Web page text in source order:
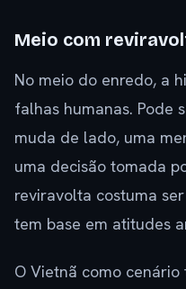
Meio com
No meio do enredo, a
falhas humanas. Pode
muda de lado, uma
uma decisão tomada
reviravolta costuma
tem base em atitudes
O Vietnã como cenário